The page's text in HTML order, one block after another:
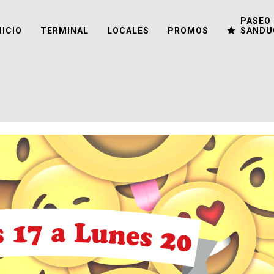
TERMINAL LOCALES PROMOS